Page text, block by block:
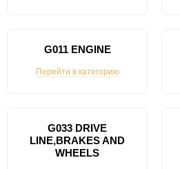
G011 ENGINE
Перейти в категорию
G033 DRIVE
LINE,BRAKES AND
WHEELS